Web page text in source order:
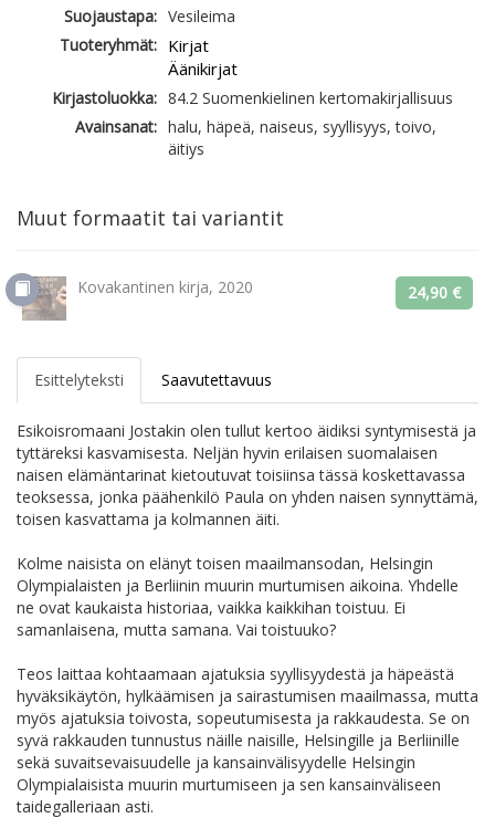
Suojaustapa: Vesileima
Tuoteryhmät: Kirjat
Äänikirjat
Kirjastoluokka: 84.2 Suomenkielinen kertomakirjallisuus
Avainsanat: halu, häpeä, naiseus, syyllisyys, toivo,
äitiys
Muut formaatit tai variantit
Kovakantinen kirja, 2020 24,90 €
Esittelyteksti Saavutettavuus
Esikoisromaani Jostakin olen tullut kertoo äidiksi syntymisestä ja
tyttäreksi kasvamisesta. Neljän hyvin erilaisen suomalaisen
naisen elämäntarinat kietoutuvat toisiinsa tässä koskettavassa
teoksessa, jonka päähenkilö Paula on yhden naisen synnyttämä,
toisen kasvattama ja kolmannen äiti.
Kolme naisista on elänyt toisen maailmansodan, Helsingin
Olympialaisten ja Berliinin muurin murtumisen aikoina. Yhdelle
ne ovat kaukaista historiaa, vaikka kaikkihan toistuu. Ei
samanlaisena, mutta samana. Vai toistuuko?
Teos laittaa kohtaamaan ajatuksia syyllisyydestä ja häpeästä
hyväksikäytön, hylkäämisen ja sairastumisen maailmassa, mutta
myös ajatuksia toivosta, sopeutumisesta ja rakkaudesta. Se on
syvä rakkauden tunnustus näille naisille, Helsingille ja Berliinille
sekä suvaitsevaisuudelle ja kansainvälisyydelle Helsingin
Olympialaisista muurin murtumiseen ja sen kansainväliseen
taidegalleriaan asti.